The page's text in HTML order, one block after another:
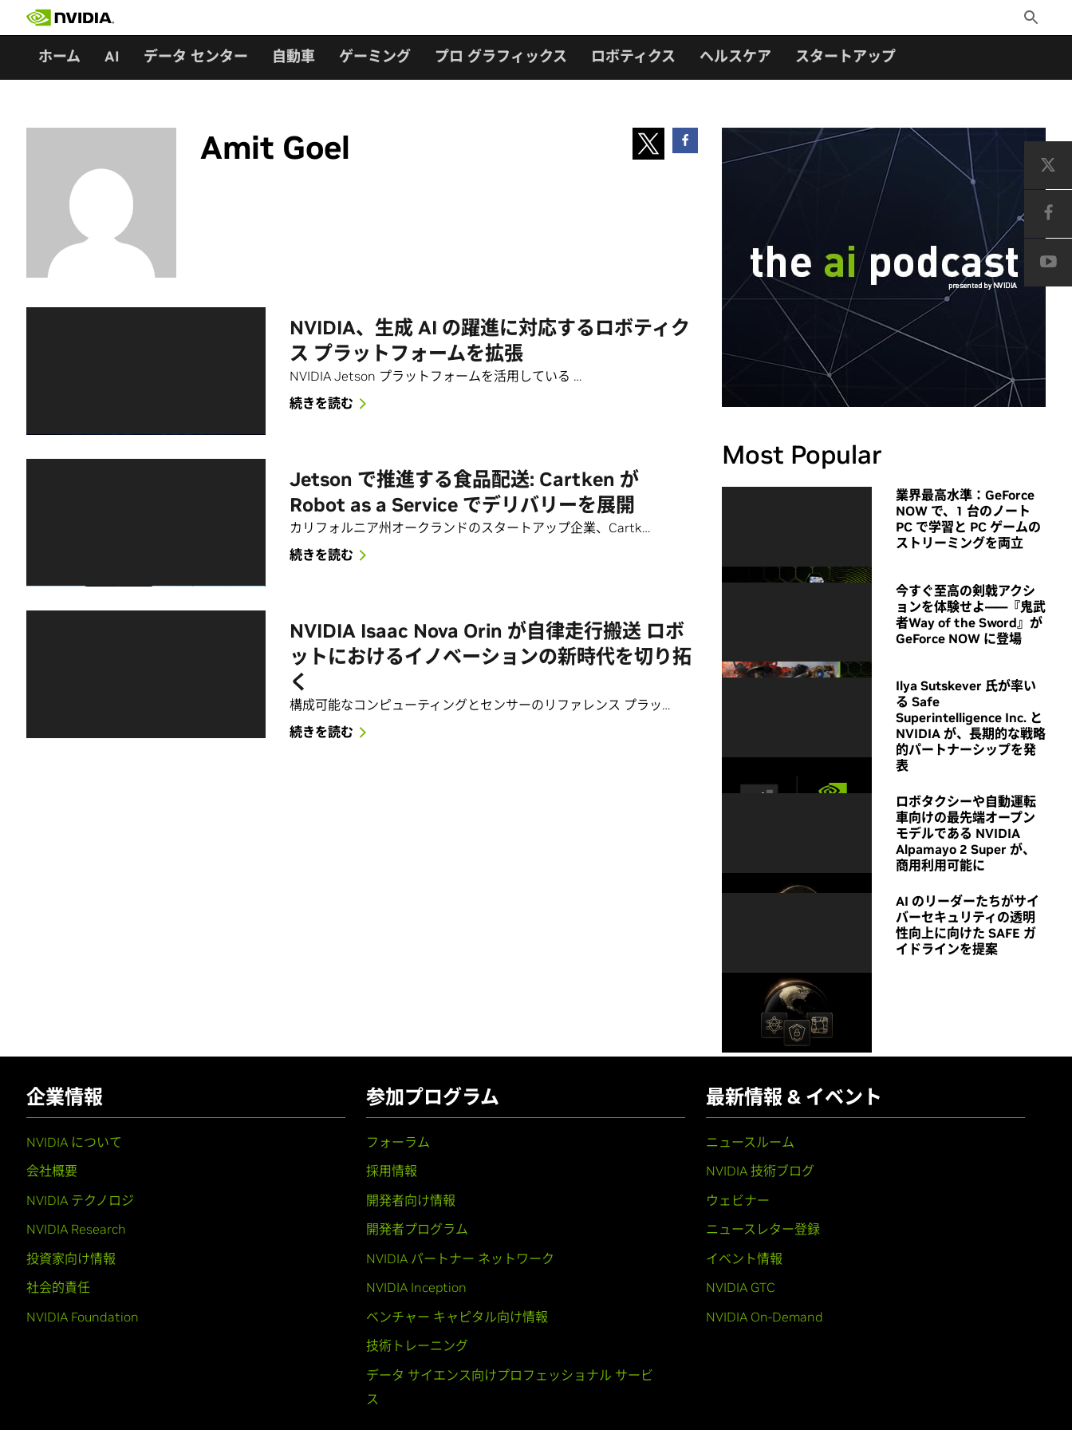
Toggle
Search
ホーム AI データ センター 自動車 ゲーミング プロ グラフィックス ロボティクス ヘルスケア スタートアップ
Amit Goel
NVIDIA、生成 AI の躍進に対応するロボティク
ス プラットフォームを拡張
NVIDIA Jetson プラットフォームを活用している …
続きを読む
Jetson で推進する食品配送: Cartken が
Robot as a Service でデリバリーを展開
カリフォルニア州オークランドのスタートアップ企業、Cartk…
続きを読む
NVIDIA Isaac Nova Orin が自律走行搬送 ロボ
ットにおけるイノベーションの新時代を切り拓
く
構成可能なコンピューティングとセンサーのリファレンス プラッ…
続きを読む
Most Popular
業界最高水準：GeForce
NOW で、1 台のノート
PC で学習と PC ゲームの
ストリーミングを両立
今すぐ至高の剣戟アクシ
ョンを体験せよ――『鬼武
者Way of the Sword』が
GeForce NOW に登場
Ilya Sutskever 氏が率い
る Safe
Superintelligence Inc. と
NVIDIA が、長期的な戦略
的パートナーシップを発
表
ロボタクシーや自動運転
車向けの最先端オープン
モデルである NVIDIA
Alpamayo 2 Super が、
商用利用可能に
AI のリーダーたちがサイ
バーセキュリティの透明
性向上に向けた SAFE ガ
イドラインを提案
企業情報
NVIDIA について
会社概要
NVIDIA テクノロジ
NVIDIA Research
投資家向け情報
社会的責任
NVIDIA Foundation
参加プログラム
フォーラム
採用情報
開発者向け情報
開発者プログラム
NVIDIA パートナー ネットワーク
NVIDIA Inception
ベンチャー キャピタル向け情報
技術トレーニング
データ サイエンス向けプロフェッショナル サービ
ス
最新情報 & イベント
ニュースルーム
NVIDIA 技術ブログ
ウェビナー
ニュースレター登録
イベント情報
NVIDIA GTC
NVIDIA On-Demand